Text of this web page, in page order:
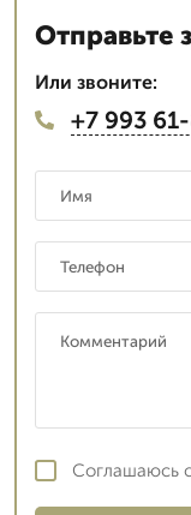
Отправьте
Или звоните:
+7 993
Соглашаюсь